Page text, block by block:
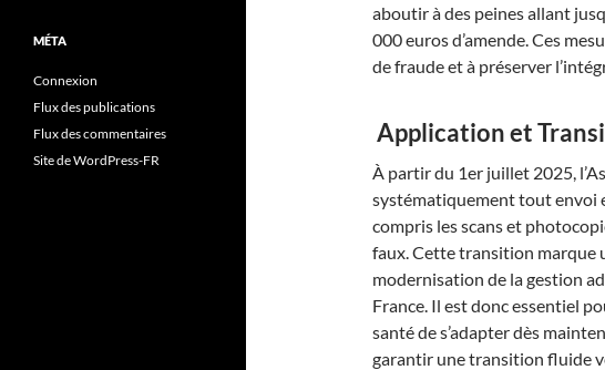
aboutir à des peines allant
000 euros d’amende. Ces
de fraude et à préserver
Application et
À partir du 1er juillet 2025,
systématiquement tout envoi
compris les scans et
faux. Cette transition marque
modernisation de la gestion
France. Il est donc essentiel
santé de s’adapter dès
garantir une transition fluide
MÉTA
Connexion
Flux des publications
Flux des commentaires
Site de WordPress-FR